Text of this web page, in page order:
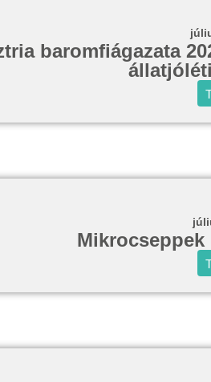
baromfiágazata
Mikrocseppek